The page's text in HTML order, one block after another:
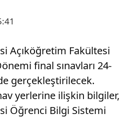
Açıköğretim Fakültesi
final sınavları 24-
gerçekleştirilecek.
yerlerine ilişkin bilgiler,
Öğrenci Bilgi Sistemi